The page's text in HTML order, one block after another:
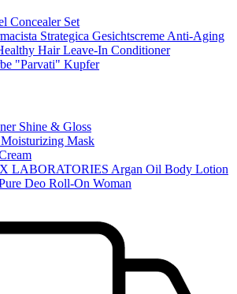
Concealer Set
Strategica Gesichtscreme Anti-Aging
Hair Leave-In Conditioner
"Parvati" Kupfer
Shine & Gloss
Mask
LABORATORIES Argan Oil Body Lotion
Deo Roll-On Woman